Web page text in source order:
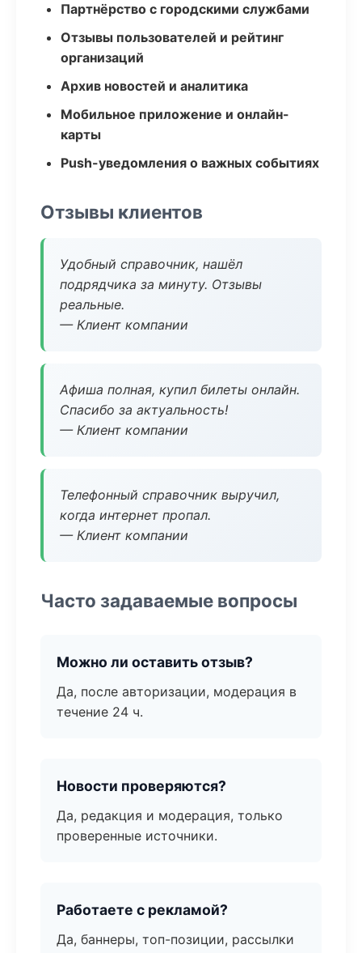
Партнёрство с городскими службами
Отзывы пользователей и рейтинг
организаций
Архив новостей и аналитика
Мобильное приложение и онлайн-
карты
Push-уведомления о важных событиях
Отзывы клиентов
Удобный справочник, нашёл
подрядчика за минуту. Отзывы
реальные.
— Клиент компании
Афиша полная, купил билеты онлайн.
Спасибо за актуальность!
— Клиент компании
Телефонный справочник выручил,
когда интернет пропал.
— Клиент компании
Часто задаваемые вопросы
Можно ли оставить отзыв?
Да, после авторизации, модерация в
течение 24 ч.
Новости проверяются?
Да, редакция и модерация, только
проверенные источники.
Работаете с рекламой?
Да, баннеры, топ-позиции, рассылки